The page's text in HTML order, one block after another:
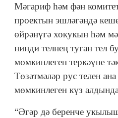
Мәгариф һәм фән
проектын эшләгәндә
өйрәнүгә хокукын һәм
нинди телнең туган тел
мөмкинлеген теркәүне
Төзәтмәләр рус телен
мөмкинлеген күз
“Әгәр дә беренче